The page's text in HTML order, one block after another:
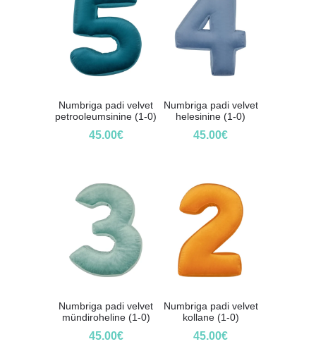
Numbriga padi velvet
petrooleumsinine (1-0)
45.00€
Numbriga padi velvet
helesinine (1-0)
45.00€
Numbriga padi velvet
mündiroheline (1-0)
45.00€
Numbriga padi velvet
kollane (1-0)
45.00€